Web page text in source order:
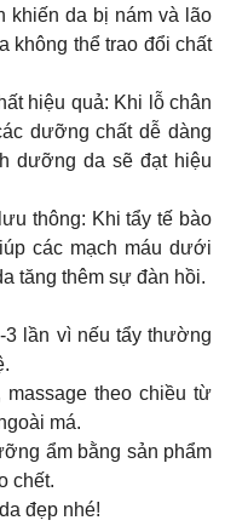
khiến da bị nám và lão
không thể trao đổi chất
hiệu quả: Khi lỗ chân
dưỡng chất dễ dàng
dưỡng da sẽ đạt hiệu
thông: Khi tẩy tế bào
các mạch máu dưới
tăng thêm sự đàn hồi.
3 lần vì nếu tẩy thường
massage theo chiều từ
má.
ẩm bằng sản phẩm
chết.
đẹp nhé!